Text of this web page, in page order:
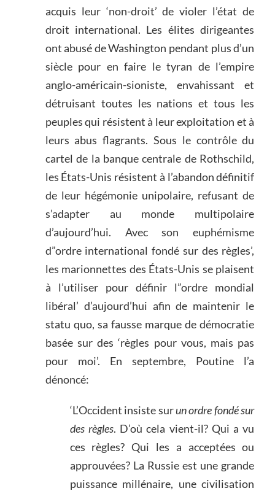
acquis leur ‘non-droit’ de violer l’état de
droit international. Les élites dirigeantes
ont abusé de Washington pendant plus d’un
siècle pour en faire le tyran de l’empire
anglo-américain-sioniste, envahissant et
détruisant toutes les nations et tous les
peuples qui résistent à leur exploitation et à
leurs abus flagrants. Sous le contrôle du
cartel de la banque centrale de Rothschild,
les États-Unis résistent à l’abandon définitif
de leur hégémonie unipolaire, refusant de
s’adapter au monde multipolaire
d’aujourd’hui. Avec son euphémisme
d”ordre international fondé sur des règles’,
les marionnettes des États-Unis se plaisent
à l’utiliser pour définir l”ordre mondial
libéral’ d’aujourd’hui afin de maintenir le
statu quo, sa fausse marque de démocratie
basée sur des ‘règles pour vous, mais pas
pour moi’. En septembre, Poutine l’a
dénoncé:
‘L’Occident insiste surun ordre fondé sur
des règles. D’où cela vient-il? Qui a vu
ces règles? Qui les a acceptées ou
approuvées? La Russie est une grande
puissance millénaire, une civilisation